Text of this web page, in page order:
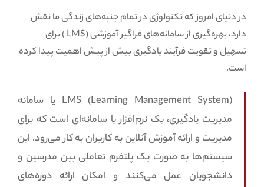
در دنیای امروز که تکنولوژی در تمام جنبه‌های زندگی ما نقش
دارد، بهره‌گیری از سامانه‌های فراگیر آموزشی (LMS ) برای
تسهیل و تقویت فرآیند یادگیری بیش از پیش اهمیت پیدا کرده
است.
LMS (Learning Management System) یا سامانه
مدیریت یادگیری، یک نرم‌افزار یا سامانه‌ای است که برای
مدیریت و ارائه آموزش آنلاین به کاربران به کار می‌رود. این
سیستم‌ها به صورت یک پلتفرم تعاملی بین مدرسین و
دانشجویان عمل می‌کنند و امکان ارائه دوره‌های